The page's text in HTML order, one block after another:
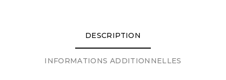
DESCRIPTION
INFORMATIONS ADDITIONNELLES